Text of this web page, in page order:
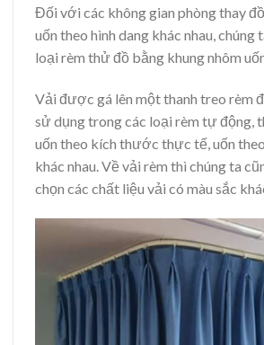
Đối với các không gian phòng thay
uốn theo hình dang khác nhau, chúng
loại rèm thử đồ bằng khung nhôm
Vải được gá lên một thanh treo rèm
sử dụng trong các loại rèm tự động,
uốn theo kích thước thực tế, uốn
khác nhau. Về vải rèm thì chúng ta
chọn các chất liệu vải có màu sắc